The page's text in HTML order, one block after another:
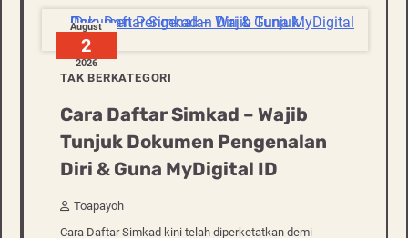
August
2
2026
TAK BERKATEGORI
Cara Daftar Simkad – Wajib
Tunjuk Dokumen Pengenalan
Diri & Guna MyDigital ID
Toapayoh
Cara Daftar Simkad kini telah diperketatkan demi